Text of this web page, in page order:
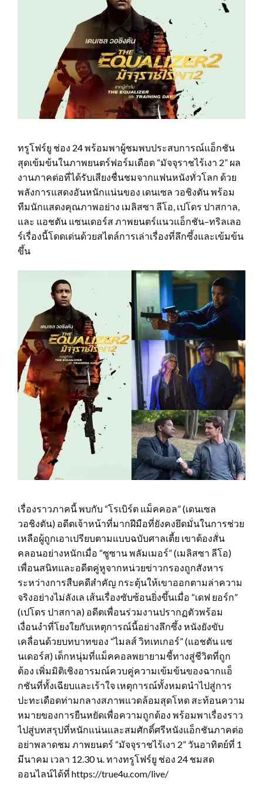
ทรูโฟร์ยู ช่อง 24 พร้อมพาผู้ชมพบประสบการณ์แอ็กชัน
สุดเข้มข้นในภาพยนตร์ฟอร์มเดือด “มัจจุราชไร้เงา 2” ผล
งานภาคต่อที่ได้รับเสียงชื่นชมจากแฟนหนังทั่วโลก ด้วย
พลังการแสดงอันหนักแน่นของ เดนเซล วอชิงตัน พร้อม
ทีมนักแสดงคุณภาพอย่าง เมลิสซา ลีโอ, เปโดร ปาสกาล,
และ แอชตัน แซนเดอร์ส ภาพยนตร์แนวแอ็กชัน–ทริลเลอ
ร์เรื่องนี้โดดเด่นด้วยสไตล์การเล่าเรื่องที่ลึกซึ้งและเข้มข้น
ขึ้น
เรื่องราวภาคนี้ พบกับ “โรเบิร์ต แม็คคอล” (เดนเซล
วอชิงตัน) อดีตเจ้าหน้าที่มากฝีมือที่ยังคงยึดมั่นในการช่วย
เหลือผู้ถูกเอาเปรียบตามแบบฉบับศาลเตี้ย เขาต้องสั่น
คลอนอย่างหนักเมื่อ “ซูซาน พลัมเมอร์” (เมลิสซา ลีโอ)
เพื่อนสนิทและอดีตคู่หูจากหน่วยข่าวกรองถูกสังหาร
ระหว่างการสืบคดีสำคัญ กระตุ้นให้เขาออกตามล่าความ
จริงอย่างไม่ลังเล เส้นเรื่องซับซ้อนยิ่งขึ้นเมื่อ “เดฟ ยอร์ก”
(เปโดร ปาสกาล) อดีตเพื่อนร่วมงานปรากฏตัวพร้อม
เงื่อนงำที่โยงใยกับเหตุการณ์นี้อย่างลึกซึ้ง หนังยังขับ
เคลื่อนด้วยบทบาทของ “ไมลส์ วิทเทเกอร์” (แอชตัน แซ
นเดอร์ส) เด็กหนุ่มที่แม็คคอลพยายามชี้ทางสู่ชีวิตที่ถูก
ต้อง เพิ่มมิติเชิงอารมณ์ควบคู่ความเข้มข้นของฉากแอ็
กชันที่ทั้งเฉียบและเร้าใจ เหตุการณ์ทั้งหมดนำไปสู่การ
ปะทะเดือดท่ามกลางสภาพแวดล้อมสุดโหด สะท้อนความ
หมายของการยืนหยัดเพื่อความถูกต้อง พร้อมพาเรื่องราว
ไปสู่บทสรุปที่หนักแน่นและสมศักดิ์ศรีหนังแอ็กชันภาคต่อ
อย่าพลาดชม ภาพยนตร์ “มัจจุราชไร้เงา 2” วันอาทิตย์ที่ 1
มีนาคม เวลา 12.30 น. ทางทรูโฟร์ยู ช่อง 24 ชมสด
ออนไลน์ได้ที่ https://true4u.com/live/